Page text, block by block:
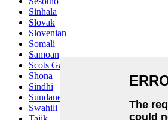
Sinhala
Slovak
Slovenian
Somali
Samoan
Scots Gaelic
Shona
Sindhi
Sundanese
Swahili